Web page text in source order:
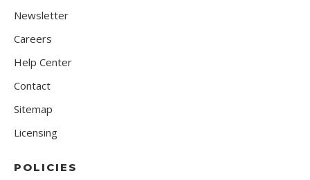
Newsletter
Careers
Help Center
Contact
Sitemap
Licensing
POLICIES